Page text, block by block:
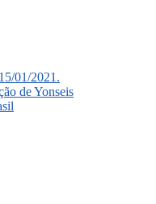
01/2021.
de Yonseis